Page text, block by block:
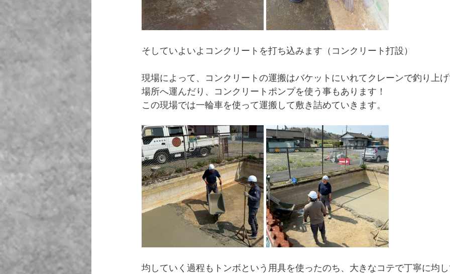
そしていよいよコンクリートを打ち込みます（コンクリート打設）
現場によって、コンクリートの運搬はバケットにいれてクレーンで釣り上
場所へ運んだり、コンクリートポンプを使う事もあります！
この現場では一輪車を使って運搬して敷き詰めていきます。
均していく過程もトンボという用具を使ったのち、大きなコテで丁寧に均